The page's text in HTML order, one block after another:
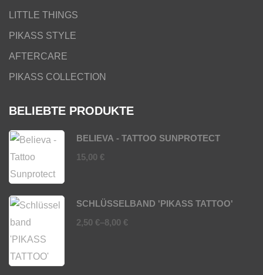
LITTLE THINGS
PIKASS STYLE
AFTERCARE
PIKASS COLLECTION
BELIEBTE PRODUKTE
BELIEVA - TATTOO SUNPROTECT
15,00 €
SCHLÜSSELBAND 'PIKASS TATTOO'
8,00 €
–
2,50 €